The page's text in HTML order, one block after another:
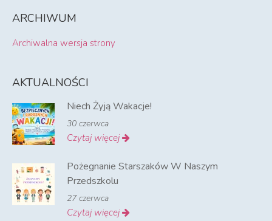
ARCHIWUM
Archiwalna wersja strony
AKTUALNOŚCI
Niech Żyją Wakacje!
30 czerwca
Czytaj więcej
Pożegnanie Starszaków W Naszym
Przedszkolu
27 czerwca
Czytaj więcej